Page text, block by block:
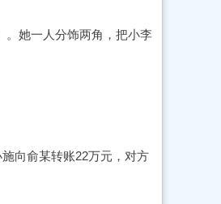
。她一人分饰两角，把小李
向俞某转账22万元，对方